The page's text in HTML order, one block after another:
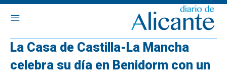
La Casa de Castilla-La Mancha
celebra su día en Benidorm con un